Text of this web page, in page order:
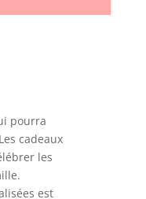
pourra
cadeaux
les
est